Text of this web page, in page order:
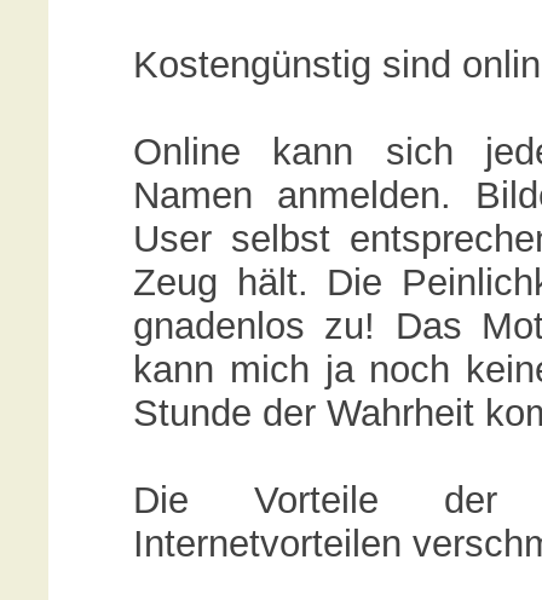
Kostengünstig sind
Online kann sich
Namen anmelden.
User selbst
Zeug hält. Die
gnadenlos zu! Das
kann mich ja noch
Stunde der Wahrheit
Die Vorteile der
Internetvorteilen